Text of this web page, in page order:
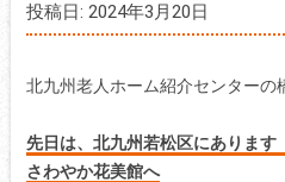
投稿日: 2024年3月20日
北九州老人ホーム紹介センターの
先日は、北九州若松区にありま
さわやか花美館へ